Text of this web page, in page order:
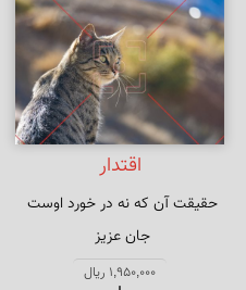
اقتدار
حقیقت آن که نه در خورد اوست
ولیک درخور امکان و اقتدار منست
1,950,000 ریال